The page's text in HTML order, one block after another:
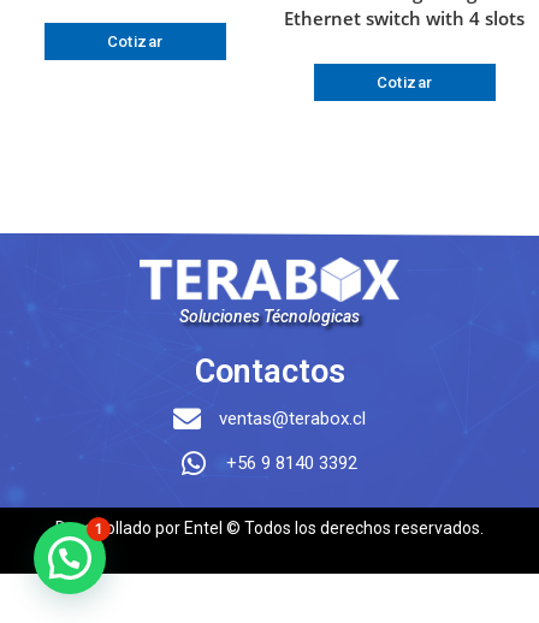
Cotizar
Ethernet switch with 4 slots
Cotizar
Soluciones Técnologicas
Contactos
ventas@terabox.cl
+56 9 8140 3392
Desarrollado por Entel © Todos los derechos reservados.
1